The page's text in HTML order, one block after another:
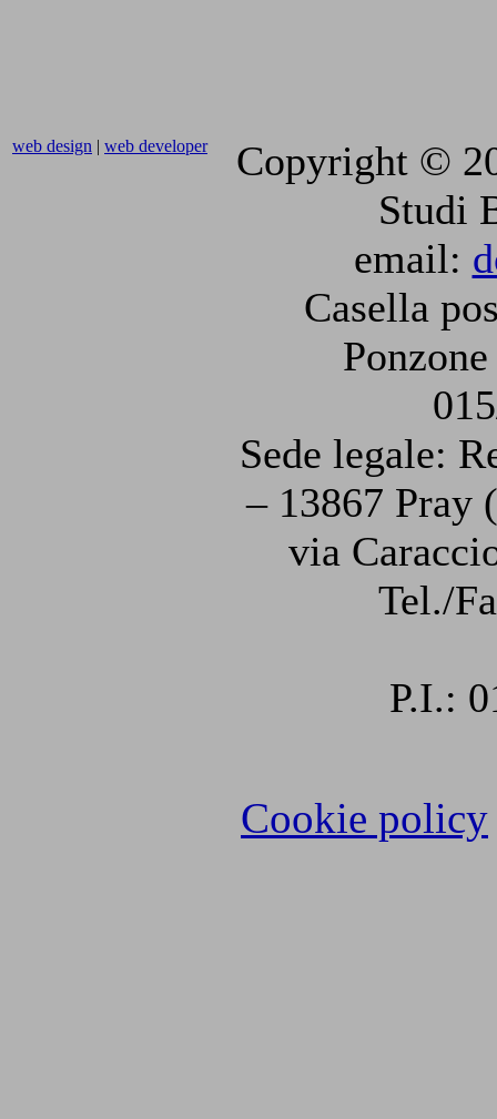
web design | web developer
Copyright ©
Studi
email:
Casella
Sede legale:
– 13867 Pray
via
Tel./
P.I.:
Cookie policy